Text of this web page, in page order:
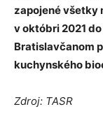
zapojené všetky
v októbri 2021
Bratislavčanom
kuchynského
Zdroj: TASR